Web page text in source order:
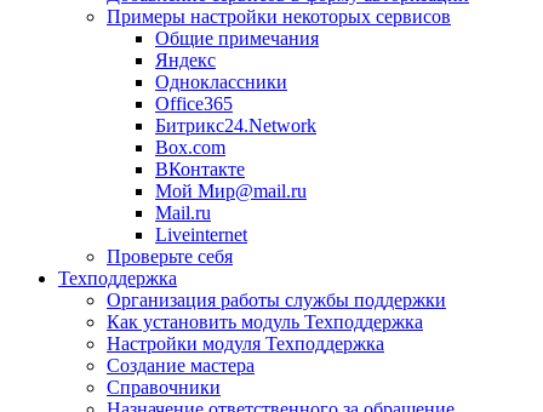
Примеры настройки некоторых сервисов
Общие примечания
Яндекс
Одноклассники
Office365
Битрикс24.Network
Box.com
ВКонтакте
Мой Мир@mail.ru
Mail.ru
Liveinternet
Проверьте себя
Техподдержка
Организация работы службы поддержки
Как установить модуль Техподдержка
Настройки модуля Техподдержка
Создание мастера
Справочники